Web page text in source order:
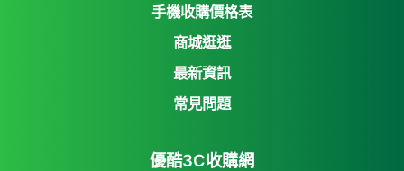
手機收購價格表
商城逛逛
優酷3C收購網
Yahoo購物中心
7-11 i open mall
最新資訊
常見問題
優酷3C收購網